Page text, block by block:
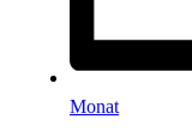
Monat